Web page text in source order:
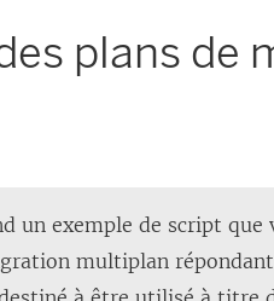
plans de
un exemple de script que
multiplan